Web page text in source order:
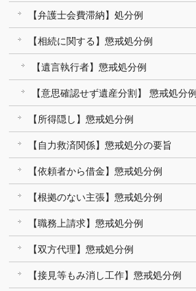
【弁護士会費滞納】処分例
【相続に関する】懲戒処分例
【遺言執行者】懲戒処分例
【意思確認せず遺産分割】 懲戒処分例
【所得隠し】懲戒処分例
【自力救済関係】懲戒処分の要旨
【依頼者から借金】懲戒処分例
【根拠のない主張】懲戒処分例
【職務上請求】懲戒処分例
【双方代理】懲戒処分例
【接見等もみ消し工作】懲戒処分例